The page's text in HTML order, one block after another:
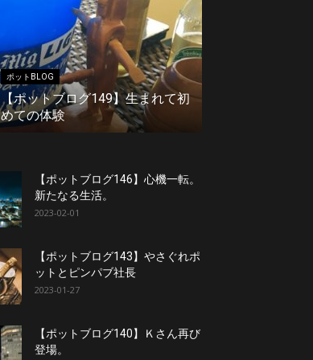
ポットBLOG
【ポットブログ149】生まれて初
めての体験
【ポットブログ146】心機一転。
新たなる生活。
2023-02-01
【ポットブログ143】やさぐれポ
ットとピンパブ社長
2023-01-27
【ポットブログ140】Ｋさん再び
登場。